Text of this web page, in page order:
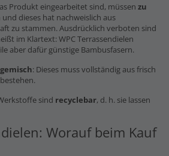
Produkt eingearbeitet sind, müssen zu
dieses hat nachweislich aus
zu stammen. Ausdrücklich verboten sind
im Klartext: WPC Terrassendielen
aber dafür günstige Bambusfasern.
: Dieses muss vollständig aus frisch
sind recyclebar, d. h. sie lassen
Worauf beim Kauf